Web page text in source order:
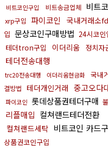
비트코인구입 비트송금업체 비트
xrp구입 파이코인 국내거래소
입 문상코인구매방법 24시코인
테더tron구입
이더리움 정치자
테더전송대행
trc20전송대행 이더리움현금화 국내
결방법
테더개인거래 중고오다
파이코인 롯데상품권테더구매
리플매입 컬쳐랜드테더전환
컬쳐랜드세탁 비트코인 카드
상품권코인구입